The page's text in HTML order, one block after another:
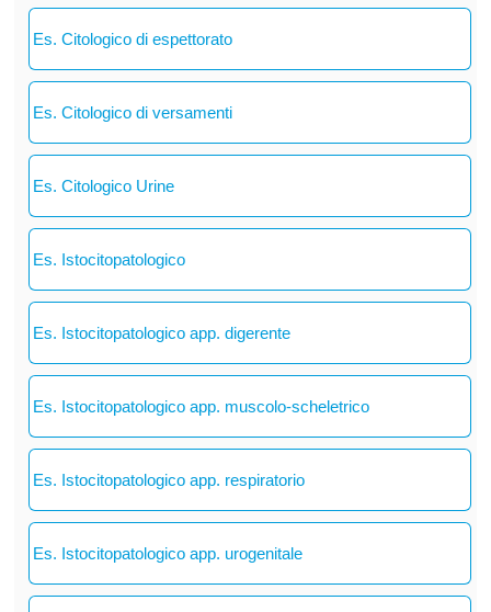
Es. Citologico di espettorato
Es. Citologico di versamenti
Es. Citologico Urine
Es. Istocitopatologico
Es. Istocitopatologico app. digerente
Es. Istocitopatologico app. muscolo-scheletrico
Es. Istocitopatologico app. respiratorio
Es. Istocitopatologico app. urogenitale